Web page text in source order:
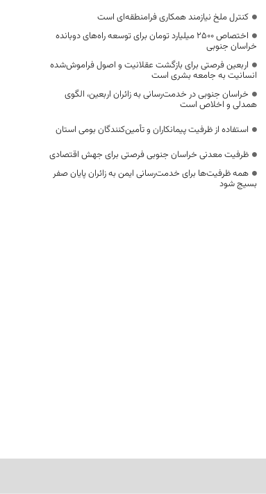
کنترل ملخ نیازمند همکاری فرامنطقه‌ای است
اختصاص 2500 میلیارد تومان برای توسعه راه‌های دوبانده
خراسان جنوبی
اربعین فرصتی برای بازگشت عقلانیت و اصول فراموش‌شده
انسانیت به جامعه بشری است
خراسان جنوبی در خدمت‌رسانی به زائران اربعین، الگوی
همدلی و اخلاص است
استفاده از ظرفیت پیمانکاران و تأمین‌کنندگان بومی استان
ظرفیت معدنی خراسان جنوبی فرصتی برای جهش اقتصادی
همه ظرفیت‌ها برای خدمت‌رسانی ایمن به زائران پایان صفر
بسیج شود